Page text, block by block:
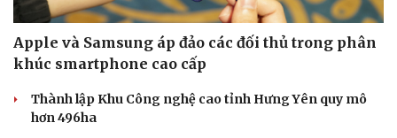
Apple và Samsung áp đảo các đối thủ trong phân
khúc smartphone cao cấp
Thành lập Khu Công nghệ cao tỉnh Hưng Yên quy mô
hơn 496ha